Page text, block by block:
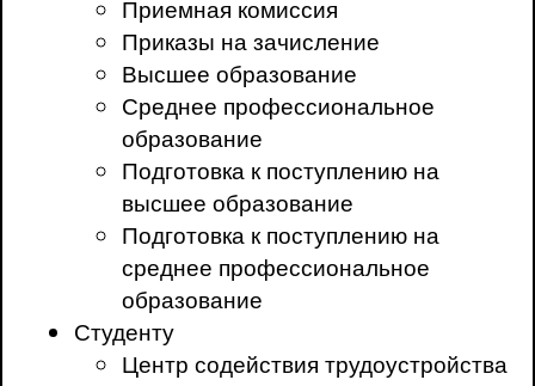
Приемная комиссия
Приказы на зачисление
Высшее образование
Среднее профессиональное
образование
Подготовка к поступлению на
высшее образование
Подготовка к поступлению на
среднее профессиональное
образование
Студенту
Центр содействия трудоустройства